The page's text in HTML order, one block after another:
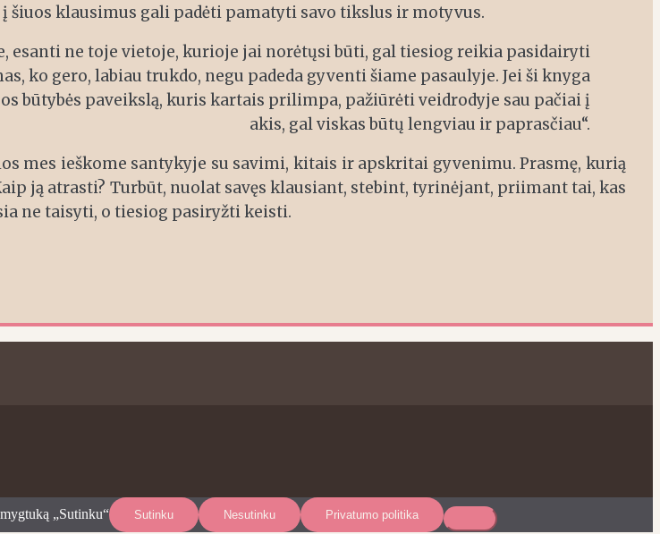
šiuos klausimus gali padėti pamatyti savo tikslus ir motyvus.
esanti ne toje vietoje, kurioje jai norėtųsi būti, gal tiesiog reikia pasidairyti
ko gero, labiau trukdo, negu padeda gyventi šiame pasaulyje. Jei ši knyga
būtybės paveikslą, kuris kartais prilimpa, pažiūrėti veidrodyje sau pačiai į
akis, gal viskas būtų lengviau ir paprasčiau“.
mes ieškome santykyje su savimi, kitais ir apskritai gyvenimu. Prasmę, kurią
ją atrasti? Turbūt, nuolat savęs klausiant, stebint, tyrinėjant, priimant tai, kas
ne taisyti, o tiesiog pasiryžti keisti.
„Sutinku“ Sutinku Nesutinku Privatumo politika